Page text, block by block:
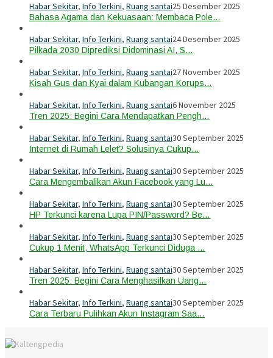
Habar Sekitar, Info Terkini, Ruang santai25 Desember 2025
Bahasa Agama dan Kekuasaan: Membaca Pole…
Habar Sekitar, Info Terkini, Ruang santai24 Desember 2025
Pilkada 2030 Diprediksi Didominasi AI, S…
Habar Sekitar, Info Terkini, Ruang santai27 November 2025
Kisah Gus dan Kyai dalam Kubangan Korups…
Habar Sekitar, Info Terkini, Ruang santai6 November 2025
Tren 2025: Begini Cara Mendapatkan Pengh…
Habar Sekitar, Info Terkini, Ruang santai30 September 2025
Internet di Rumah Lelet? Solusinya Cukup…
Habar Sekitar, Info Terkini, Ruang santai30 September 2025
Cara Mengembalikan Akun Facebook yang Lu…
Habar Sekitar, Info Terkini, Ruang santai30 September 2025
HP Terkunci karena Lupa PIN/Password? Be…
Habar Sekitar, Info Terkini, Ruang santai30 September 2025
Cukup 1 Menit, WhatsApp Terkunci Diduga …
Habar Sekitar, Info Terkini, Ruang santai30 September 2025
Tren 2025: Begini Cara Menghasilkan Uang…
Habar Sekitar, Info Terkini, Ruang santai30 September 2025
Cara Terbaru Pulihkan Akun Instagram Saa…